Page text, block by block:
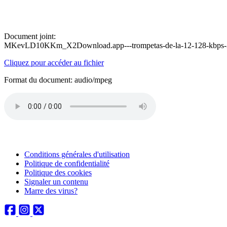
Document joint:
MKevLD10KKm_X2Download.app---trompetas-de-la-12-128-
Cliquez pour accéder au fichier
Format du document: audio/mpeg
Conditions générales d'utilisation
Politique de confidentialité
Politique des cookies
Signaler un contenu
Marre des virus?